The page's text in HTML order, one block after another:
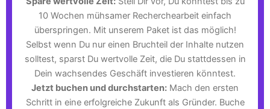
10 Wochen mühsamer Recherchearbeit einfach
überspringen. Mit unserem Paket ist das möglich!
Selbst wenn Du nur einen Bruchteil der Inhalte nutzen
solltest, sparst Du wertvolle Zeit, die Du stattdessen in
Dein wachsendes Geschäft investieren könntest.
Jetzt buchen und durchstarten: Mach den ersten
Schritt in eine erfolgreiche Zukunft als Gründer. Buche